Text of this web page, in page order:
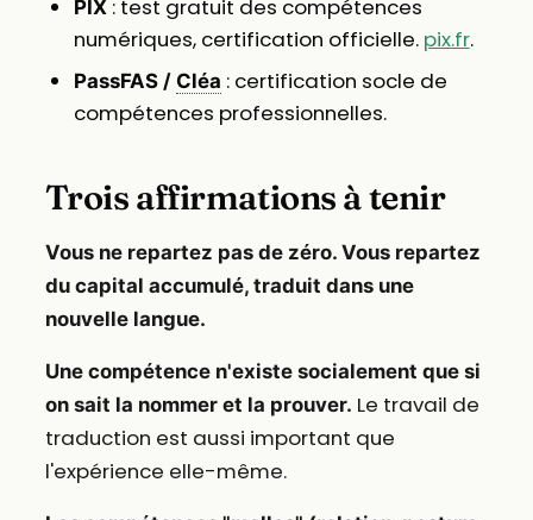
PIX: test gratuit des compétences
numériques, certification officielle. pix.fr.
PassFAS / Cléa : certification socle de
compétences professionnelles.
Trois affirmations à tenir
Vous ne repartez pas de zéro. Vous repartez
du capital accumulé, traduit dans une
nouvelle langue.
Une compétence n'existe socialement que si
on sait la nommer et la prouver. Le travail de
traduction est aussi important que
l'expérience elle-même.